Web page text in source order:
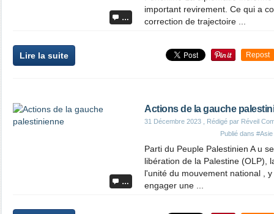
…
important revirement. Ce qui a
correction de trajectoire ...
Lire la suite Repost
…
Actions de la gauche
31 Décembre 2023 , Rédigé par Réveil
Publié dans
Parti du Peuple Palestinien A u
libération de la Palestine (OLP),
l'unité du mouvement national ,
engager une ...